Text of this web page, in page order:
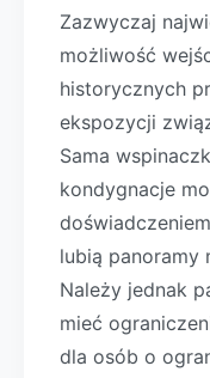
Zazwyczaj
możliwość
historycznych
ekspozycji
Sama
kondygnacje
lubią panoramy
Należy jednak
mieć
dla osób o